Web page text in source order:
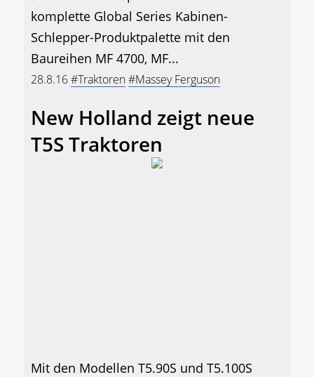
komplette Global Series Kabinen-
Schlepper-Produktpalette mit den
Baureihen MF 4700, MF...
28.8.16#Traktoren#Massey Ferguson
New Holland zeigt neue
T5S Traktoren
Mit den Modellen T5.90S und T5.100S